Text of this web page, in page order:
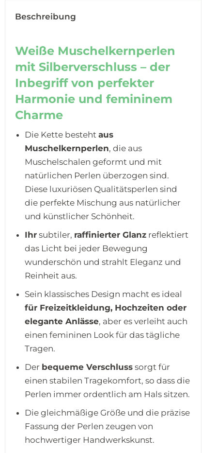
Beschreibung
Weiße Muschelkernperlen
mit Silberverschluss – der
Inbegriff von perfekter
Harmonie und femininem
Charme
Die Kette besteht aus
Muschelkernperlen, die aus
Muschelschalen geformt und mit
natürlichen Perlen überzogen sind.
Diese luxuriösen Qualitätsperlen sind
die perfekte Mischung aus natürlicher
und künstlicher Schönheit.
Ihr subtiler, raffinierter Glanz reflektiert
das Licht bei jeder Bewegung
wunderschön und strahlt Eleganz und
Reinheit aus.
Sein klassisches Design macht es ideal
für Freizeitkleidung, Hochzeiten oder
elegante Anlässe, aber es verleiht auch
einen femininen Look für das tägliche
Tragen.
Der bequeme Verschluss sorgt für
einen stabilen Tragekomfort, so dass die
Perlen immer ordentlich am Hals sitzen.
Die gleichmäßige Größe und die präzise
Fassung der Perlen zeugen von
hochwertiger Handwerkskunst.